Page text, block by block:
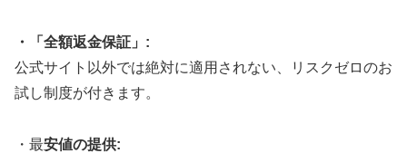
・「全額返金保証」:
公式サイト以外では絶対に適用されない、リスクゼロのお
試し制度が付きます。
・最安値の提供: